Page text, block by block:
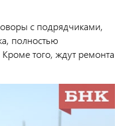
с подрядчиками,
полностью
того, ждут ремонта